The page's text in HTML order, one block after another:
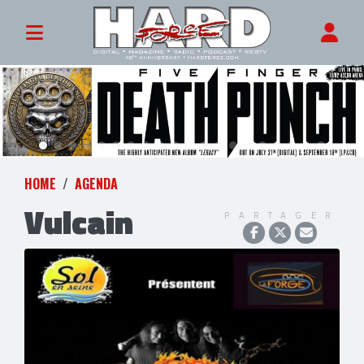
HOME AGENDA
Vulcain PARTAGER